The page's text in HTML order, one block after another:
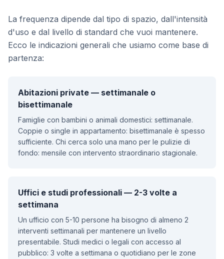
La frequenza dipende dal tipo di spazio, dall'intensità
d'uso e dal livello di standard che vuoi mantenere.
Ecco le indicazioni generali che usiamo come base di
partenza:
Abitazioni private — settimanale o
bisettimanale
Famiglie con bambini o animali domestici: settimanale.
Coppie o single in appartamento: bisettimanale è spesso
sufficiente. Chi cerca solo una mano per le pulizie di
fondo: mensile con intervento straordinario stagionale.
Uffici e studi professionali — 2-3 volte a
settimana
Un ufficio con 5-10 persone ha bisogno di almeno 2
interventi settimanali per mantenere un livello
presentabile. Studi medici o legali con accesso al
pubblico: 3 volte a settimana o quotidiano per le zone